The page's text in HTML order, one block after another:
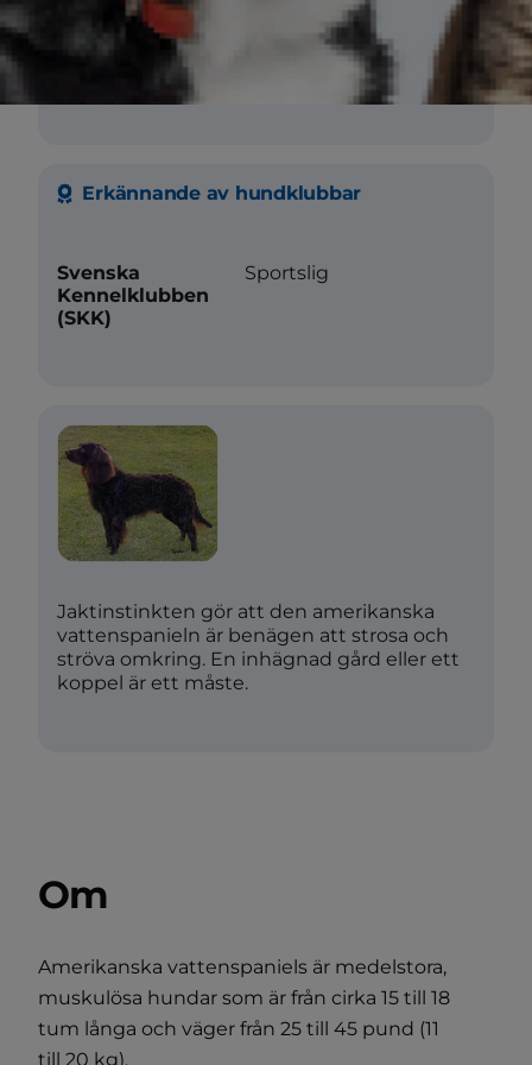
Erkännande av hundklubbar
Svenska
Kennelklubben
(SKK)
Sportslig
Jaktinstinkten gör att den amerikanska
vattenspanieln är benägen att strosa och
ströva omkring. En inhägnad gård eller ett
koppel är ett måste.
Om
Amerikanska vattenspaniels är medelstora,
muskulösa hundar som är från cirka 15 till 18
tum långa och väger från 25 till 45 pund (11
till 20 kg).